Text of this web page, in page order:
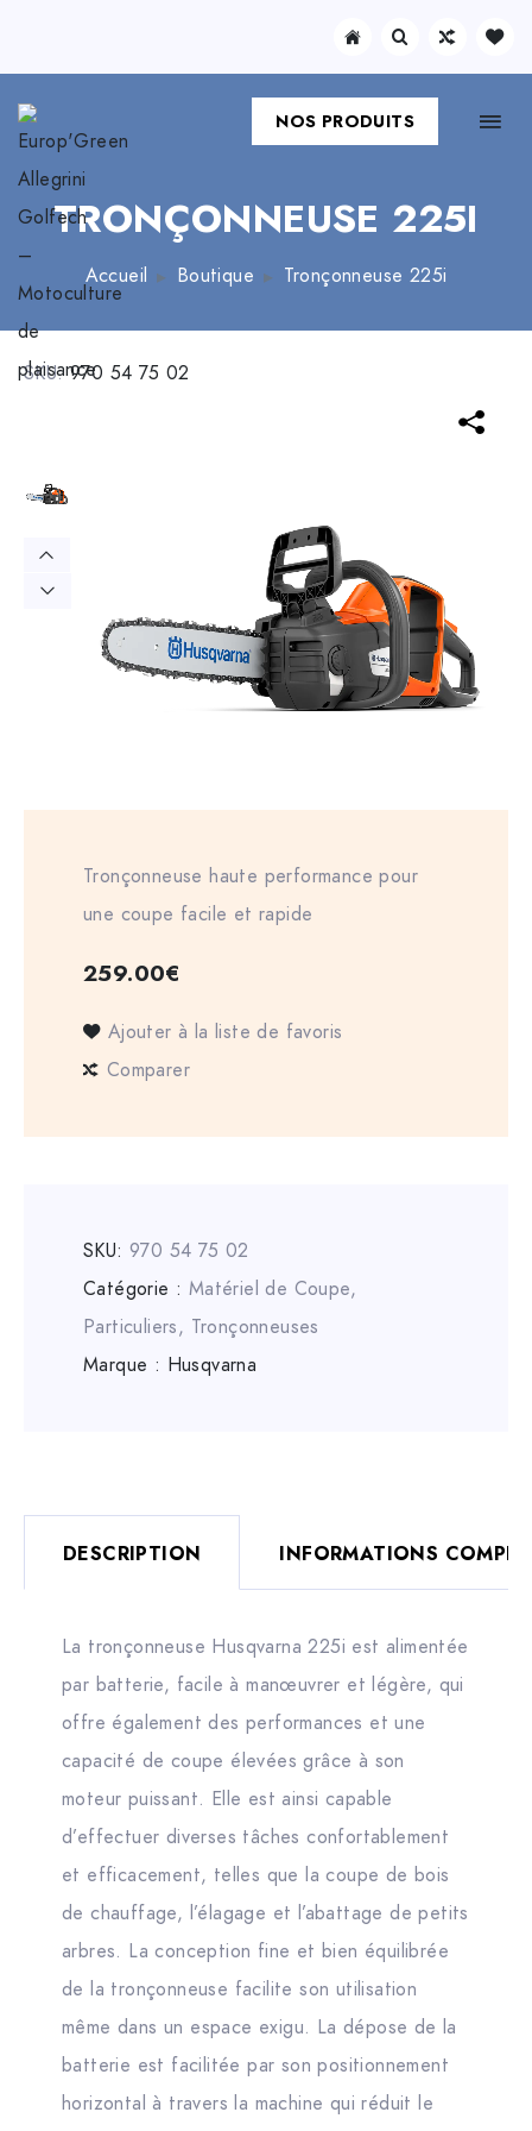
NOS PRODUITS
TRONÇONNEUSE 225I
Accueil Boutique Tronçonneuse 225i
SKU:970 54 75 02
Tronçonneuse haute performance pour
une coupe facile et rapide
259.00€
Ajouter à la liste de favoris
Comparer
SKU: 970 54 75 02
Catégorie : Matériel de Coupe,
Particuliers, Tronçonneuses
Marque : Husqvarna
DESCRIPTION INFORMATIONS
La tronçonneuse Husqvarna 225i est alimentée
par batterie, facile à manœuvrer et légère, qui
offre également des performances et une
capacité de coupe élevées grâce à son
moteur puissant. Elle est ainsi capable
d’effectuer diverses tâches confortablement
et efficacement, telles que la coupe de bois
de chauffage, l’élagage et l’abattage de petits
arbres. La conception fine et bien équilibrée
de la tronçonneuse facilite son utilisation
même dans un espace exigu. La dépose de la
batterie est facilitée par son positionnement
horizontal à travers la machine qui réduit le